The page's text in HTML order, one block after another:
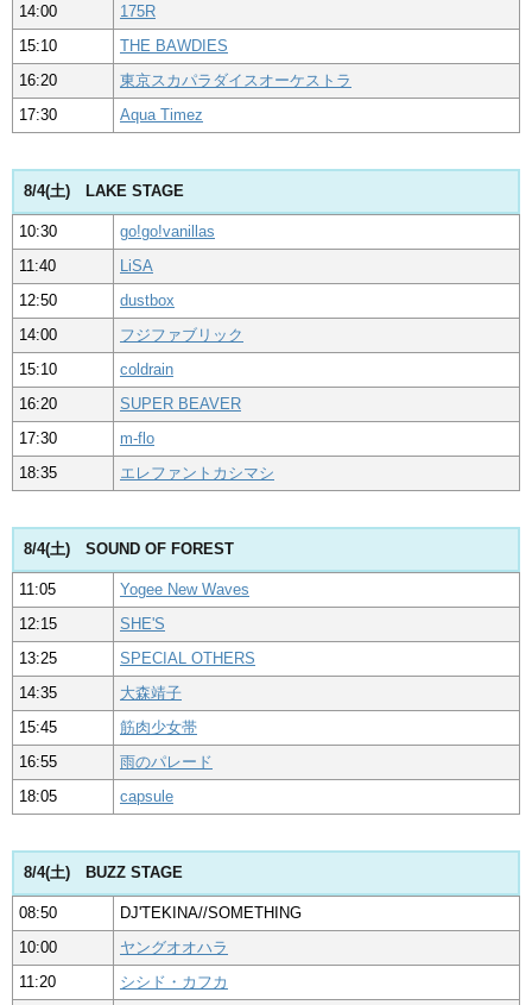
14:00
175R
15:10
THE BAWDIES
16:20
東京スカパラダイスオーケストラ
17:30
Aqua Timez
8/4(土) LAKE STAGE
10:30
go!go!vanillas
11:40
LiSA
12:50
dustbox
14:00
フジファブリック
15:10
coldrain
16:20
SUPER BEAVER
17:30
m-flo
18:35
エレファントカシマシ
8/4(土) SOUND OF FOREST
11:05
Yogee New Waves
12:15
SHE'S
13:25
SPECIAL OTHERS
14:35
大森靖子
15:45
筋肉少女帯
16:55
雨のパレード
18:05
capsule
8/4(土) BUZZ STAGE
08:50
DJ'TEKINA//SOMETHING
10:00
ヤングオオハラ
11:20
シシド・カフカ